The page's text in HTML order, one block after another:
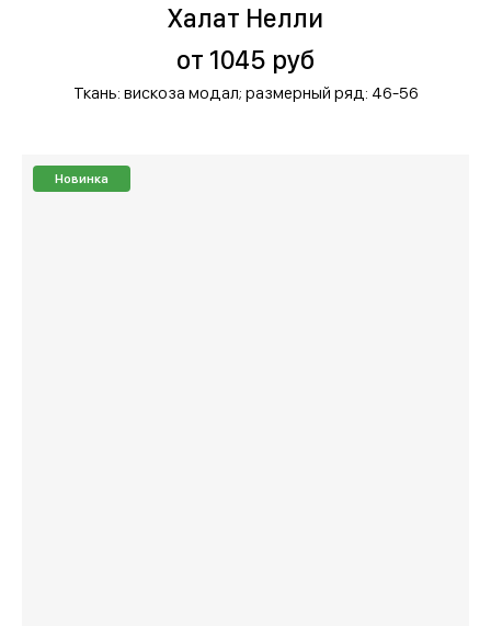
Халат Нелли
от 1045 руб
Ткань: вискоза модал; размерный ряд: 46-56
Новинка